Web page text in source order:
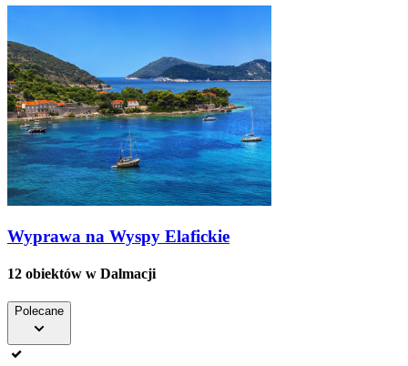
Wyprawa na Wyspy Elafickie
12 obiektów w Dalmacji
Polecane